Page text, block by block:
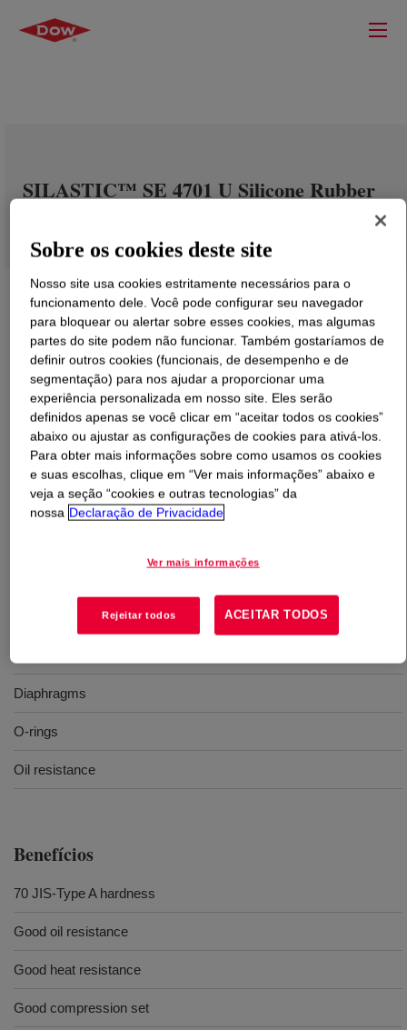
SILASTIC™ SE 4701 U Silicone Rubber
O que éSILASTIC™ SE 4701 U Silicone Rubber?
70 Durometer, molding, oil resistance, uncatalyzed
silicone rubber
Diaphragms
O-rings
Oil resistance
Benefícios
70 JIS-Type A hardness
Good oil resistance
Good heat resistance
Good compression set
Sobre os cookies deste site
Nosso site usa cookies estritamente necessários para o
funcionamento dele. Você pode configurar seu navegador
para bloquear ou alertar sobre esses cookies, mas algumas
partes do site podem não funcionar. Também gostaríamos de
definir outros cookies (funcionais, de desempenho e de
segmentação) para nos ajudar a proporcionar uma
experiência personalizada em nosso site. Eles serão
definidos apenas se você clicar em “aceitar todos os cookies”
abaixo ou ajustar as configurações de cookies para ativá-los.
Para obter mais informações sobre como usamos os cookies
e suas escolhas, clique em “Ver mais informações” abaixo e
veja a seção “cookies e outras tecnologias” da
nossa Declaração de Privacidade
Ver mais informações
Rejeitar todos ACEITAR TODOS